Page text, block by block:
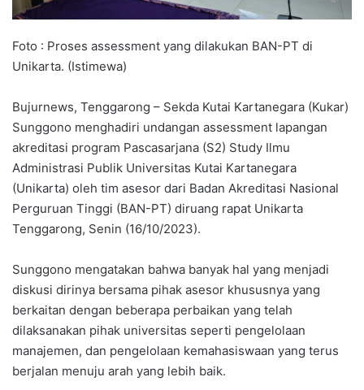
Foto : Proses assessment yang dilakukan BAN-PT di
Unikarta. (Istimewa)
Bujurnews, Tenggarong – Sekda Kutai Kartanegara (Kukar)
Sunggono menghadiri undangan assessment lapangan
akreditasi program Pascasarjana (S2) Study Ilmu
Administrasi Publik Universitas Kutai Kartanegara
(Unikarta) oleh tim asesor dari Badan Akreditasi Nasional
Perguruan Tinggi (BAN-PT) diruang rapat Unikarta
Tenggarong, Senin (16/10/2023).
Sunggono mengatakan bahwa banyak hal yang menjadi
diskusi dirinya bersama pihak asesor khususnya yang
berkaitan dengan beberapa perbaikan yang telah
dilaksanakan pihak universitas seperti pengelolaan
manajemen, dan pengelolaan kemahasiswaan yang terus
berjalan menuju arah yang lebih baik.